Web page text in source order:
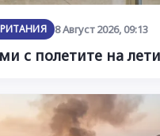
8 Август 2026, 09:13
с полетите на